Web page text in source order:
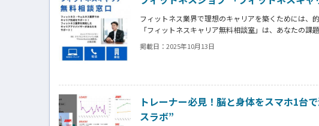
フィットネス業界で理想のキャリアを築くためには、
「フィットネスキャリア無料相談室」は、あなたの課
・自分に合った職場選びをしたい
・面接がうまくいかず悩んでいる
掲載日： 2025年10月13日
トレーナー必見！脳と身体をスマホ1台
スラボ”